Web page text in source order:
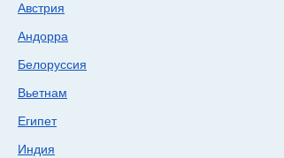
Австрия
Андорра
Белоруссия
Вьетнам
Египет
Индия